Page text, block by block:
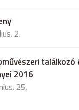
2.
találkozó
2016
25.